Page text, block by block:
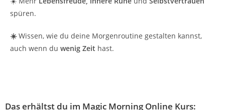
spüren.
☀️Wissen, wie du deine Morgenroutine gestalten kannst,
auch wenn du wenig Zeit hast.
Das erhältst du im Magic Morning Online Kurs: